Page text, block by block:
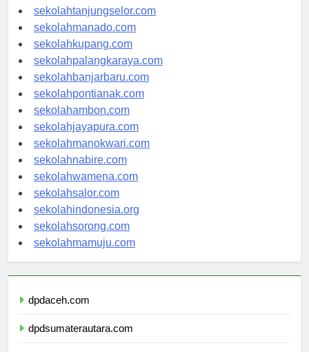
sekolahgorontalo.com
sekolahtanjungselor.com
sekolahmanado.com
sekolahkupang.com
sekolahpalangkaraya.com
sekolahbanjarbaru.com
sekolahpontianak.com
sekolahambon.com
sekolahjayapura.com
sekolahmanokwari.com
sekolahnabire.com
sekolahwamena.com
sekolahsalor.com
sekolahindonesia.org
sekolahsorong.com